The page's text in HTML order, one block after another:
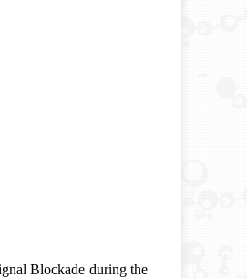
Blockade during the